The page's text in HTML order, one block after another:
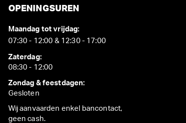
OPENINGSUREN
Maandag tot vrijdag:
07:30 - 12:00 & 12:30 - 17:00
Zaterdag:
08:30 - 12:00
Zondag & feestdagen:
Gesloten
Wij aanvaarden enkel bancontact,
geen cash.